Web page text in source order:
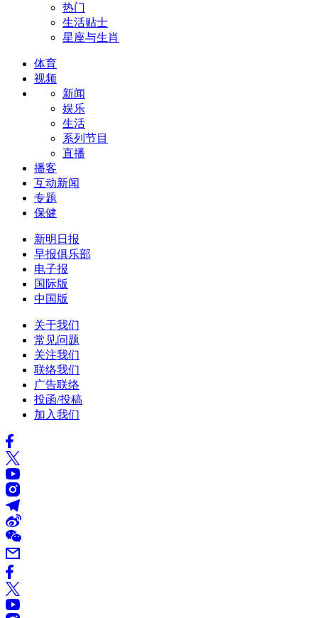
热门
生活贴士
星座与生肖
体育
视频
新闻
娱乐
生活
系列节目
直播
播客
互动新闻
专题
保健
新明日报
早报俱乐部
电子报
国际版
中国版
关于我们
常见问题
关注我们
联络我们
广告联络
投函/投稿
加入我们